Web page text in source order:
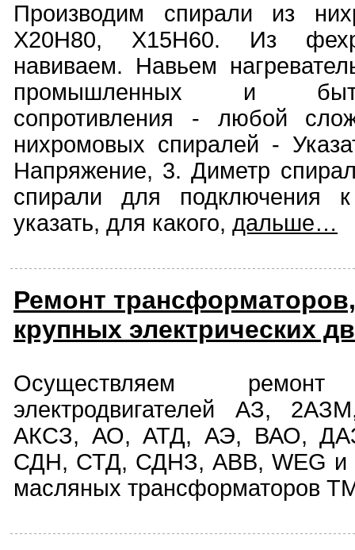
Производим спирали из
Х20Н80, Х15Н60. Из
навиваем. Навьем
промышленных и
сопротивления - любой
нихромовых спиралей -
Напряжение, 3. Диметр
спирали для подключения
указать, для какого, дальше…
Ремонт
крупных электрических
Осуществляем ремонт
электродвигателей АЗ,
АКСЗ, АО, АТД, АЭ, ВАО,
СДН, СТД, СДНЗ, АВВ, WЕG и
масляных трансформаторов